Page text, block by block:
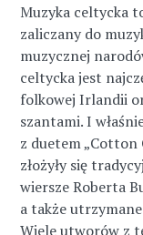
Muzyka celtycka
zaliczany do
muzycznej
celtycka jest
folkowej Irlandii
szantami. I
z duetem „Cotton
złożyły się
wiersze Roberta
a także
Wiele utworów z